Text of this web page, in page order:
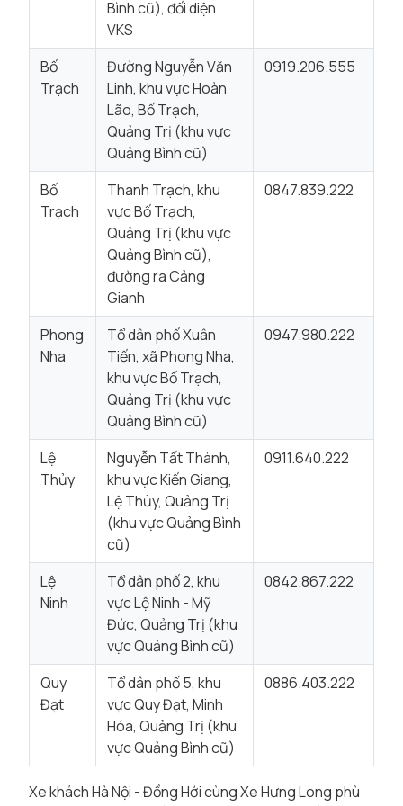
Bình cũ), đối diện
VKS
Bố
Trạch
Đường Nguyễn Văn
Linh, khu vực Hoàn
Lão, Bố Trạch,
Quảng Trị (khu vực
Quảng Bình cũ)
0919.206.555
Bố
Trạch
Thanh Trạch, khu
vực Bố Trạch,
Quảng Trị (khu vực
Quảng Bình cũ),
đường ra Cảng
Gianh
0847.839.222
Phong
Nha
Tổ dân phố Xuân
Tiến, xã Phong Nha,
khu vực Bố Trạch,
Quảng Trị (khu vực
Quảng Bình cũ)
0947.980.222
Lệ
Thủy
Nguyễn Tất Thành,
khu vực Kiến Giang,
Lệ Thủy, Quảng Trị
(khu vực Quảng Bình
cũ)
0911.640.222
Lệ
Ninh
Tổ dân phố 2, khu
vực Lệ Ninh - Mỹ
Đức, Quảng Trị (khu
vực Quảng Bình cũ)
0842.867.222
Quy
Đạt
Tổ dân phố 5, khu
vực Quy Đạt, Minh
Hóa, Quảng Trị (khu
vực Quảng Bình cũ)
0886.403.222
Xe khách Hà Nội - Đồng Hới cùng Xe Hưng Long phù